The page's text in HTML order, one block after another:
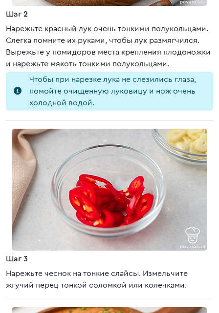
Шаг 2
Нарежьте красный лук очень тонкими полукольцами.
Слегка помните их руками, чтобы лук размягчился.
Вырежьте у помидоров места крепления плодоножки
и нарежьте мякоть тонкими полукольцами.
Чтобы при нарезке лука не слезились глаза,
помойте очищенную луковицу и нож очень
холодной водой.
Шаг 3
Нарежьте чеснок на тонкие слайсы. Измельчите
жгучий перец тонкой соломкой или колечками.